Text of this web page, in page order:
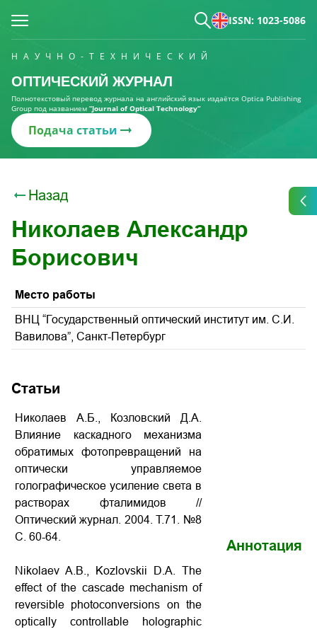
ISSN: 1023-5086
НАУЧНО-ТЕХНИЧЕСКИЙ
ОПТИЧЕСКИЙ ЖУРНАЛ
Полнотекстовый перевод журнала на английский язык издаётся Optica Publishing
Group под названием “Journal of Optical Technology“
Подача статьи
Назад
Николаев Александр
Борисович
Место работы
ВНЦ “Государственный оптический институт им. С.И.
Вавилова”, Санкт-Петербург
Статьи
Николаев А.Б., Козловский Д.А.
Влияние каскадного механизма
обратимых фотопревращений на
оптически управляемое
голографическое усиление света в
растворах фталимидов //
Оптический журнал. 2004. Т.71. №8
С. 60-64.
Nikolaev A.B., Kozlovskii D.A. The
effect of the cascade mechanism of
reversible photoconversions on the
optically controllable holographic
Аннотация